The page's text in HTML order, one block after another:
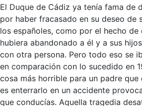
El Duque de Cádiz ya tenía fama de
por haber fracasado en su deseo de
los españoles, como por el hecho de
hubiera abandonado a él y a sus
con otra persona. Pero todo eso se
en comparación con lo sucedido en
cosa más horrible para un padre
es enterrarlo en un accidente
que conducías. Aquella tragedia